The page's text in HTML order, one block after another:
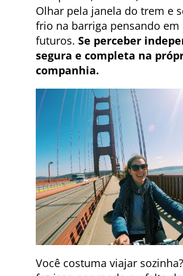
Olhar pela janela do trem e
frio na barriga pensando em
futuros. Se perceber
segura e completa na
companhia.
Você costuma viajar